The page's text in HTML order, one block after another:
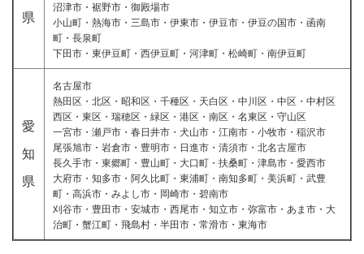
県
沼津市・裾野市・御殿場市
小山町・熱海市・三島市・伊東市・伊豆市・伊豆の国市・函南
町・長泉町
下田市・東伊豆町・西伊豆町・河津町・松崎町・南伊豆町
愛
知
県
名古屋市
熱田区・北区・昭和区・千種区・天白区・中川区・中区・中村区
西区・東区・瑞穂区・緑区・港区・南区・名東区・守山区
一宮市・瀬戸市・春日井市・犬山市・江南市・小牧市・稲沢市
尾張旭市・岩倉市・豊明市・日進市・清須市・北名古屋市
長久手市・東郷町・豊山町・大口町・扶桑町・津島市・愛西市
大府市・知多市・阿久比町・東浦町・南知多町・美浜町・武豊
町・高浜市・みよし市・岡崎市・碧南市
刈谷市・豊田市・安城市・西尾市・知立市・弥富市・あま市・大
治町・蟹江町・飛島村・半田市・常滑市・東海市